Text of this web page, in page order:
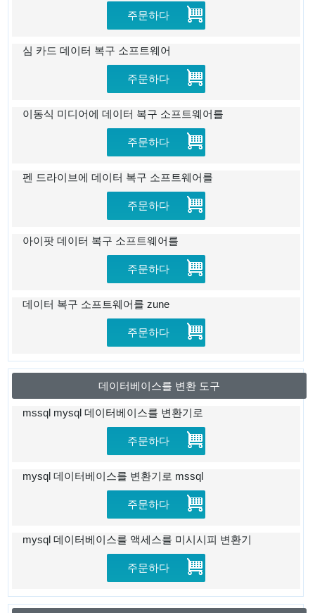
주문하다
심 카드 데이터 복구 소프트웨어
주문하다
이동식 미디어에 데이터 복구 소프트웨어를
주문하다
펜 드라이브에 데이터 복구 소프트웨어를
주문하다
아이팟 데이터 복구 소프트웨어를
주문하다
데이터 복구 소프트웨어를 zune
주문하다
데이터베이스를 변환 도구
mssql mysql 데이터베이스를 변환기로
주문하다
mysql 데이터베이스를 변환기로 mssql
주문하다
mysql 데이터베이스를 액세스를 미시시피 변환기
주문하다